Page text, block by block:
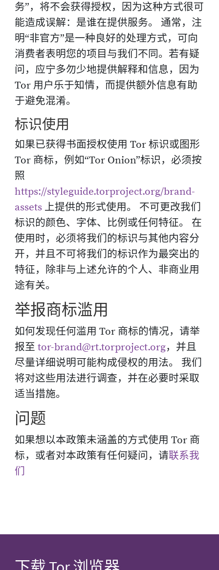
务”，将不会获得授权，因为这种方式很可
能造成误解：是谁在提供服务。 通常，注
明“非官方”是一种良好的处理方式，可向
消费者表明您的项目与我们不同。若有疑
问，应宁多勿少地提供解释和信息，因为
Tor 用户乐于知情，而提供额外信息有助
于避免混淆。
标识使用
如果已获得书面授权使用 Tor 标识或图形
Tor 商标，例如“Tor Onion”标识，必须按
照
https://styleguide.torproject.org/brand-
assets 上提供的形式使用。 不可更改我们
标识的颜色、字体、比例或任何特征。 在
使用时，必须将我们的标识与其他内容分
开，并且不可将我们的标识作为最突出的
特征，除非与上述允许的个人、非商业用
途有关。
举报商标滥用
如何发现任何滥用 Tor 商标的情况，请举
报至 tor-brand@rt.torproject.org，并且
尽量详细说明可能构成侵权的用法。 我们
将对这些用法进行调查，并在必要时采取
适当措施。
问题
如果想以本政策未涵盖的方式使用 Tor 商
标，或者对本政策有任何疑问，请联系我
们